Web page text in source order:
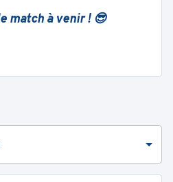
match à venir ! 😎